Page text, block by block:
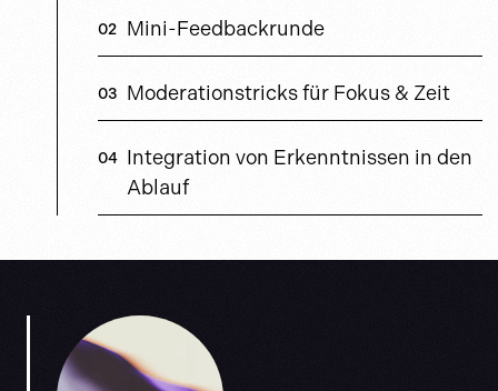
Mini-Feedbackrunde
Moderationstricks für Fokus & Zeit
Integration von Erkenntnissen in den
Ablauf